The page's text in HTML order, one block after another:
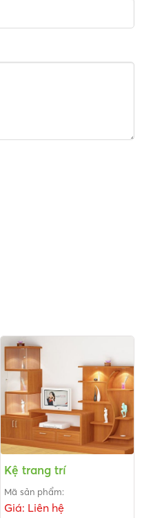
Kệ trang trí
Mã sản phẩm:
Giá: Liên hệ